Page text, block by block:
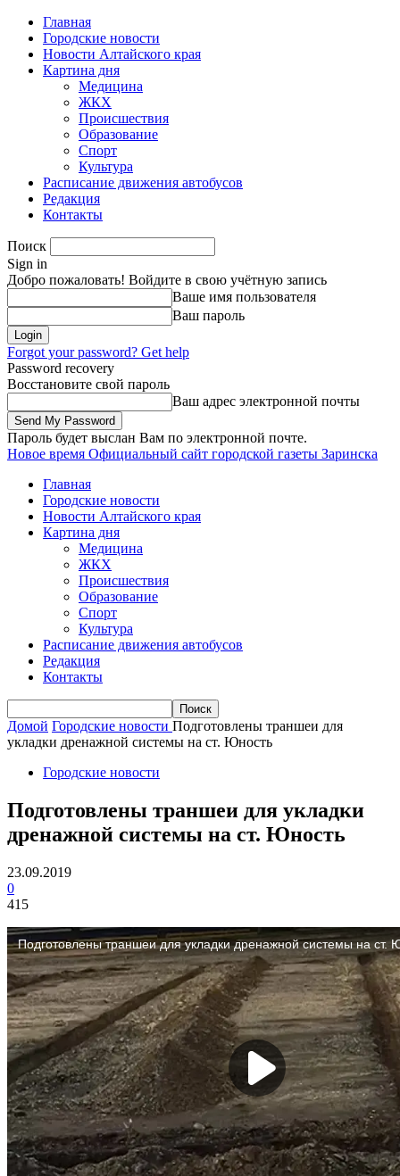
Главная
Городские новости
Новости Алтайского края
Картина дня
Медицина
ЖКХ
Происшествия
Образование
Спорт
Культура
Расписание движения автобусов
Редакция
Контакты
Поиск
Sign in
Добро пожаловать! Войдите в свою учётную запись
Ваше имя пользователя
Ваш пароль
Forgot your password? Get help
Password recovery
Восстановите свой пароль
Ваш адрес электронной почты
Пароль будет выслан Вам по электронной почте.
Новое время Официальный сайт городской газеты Заринска
Главная
Городские новости
Новости Алтайского края
Картина дня
Медицина
ЖКХ
Происшествия
Образование
Спорт
Культура
Расписание движения автобусов
Редакция
Контакты
Домой Городские новости Подготовлены траншеи для
укладки дренажной системы на ст. Юность
Городские новости
Подготовлены траншеи для укладки
дренажной системы на ст. Юность
23.09.2019
0
415